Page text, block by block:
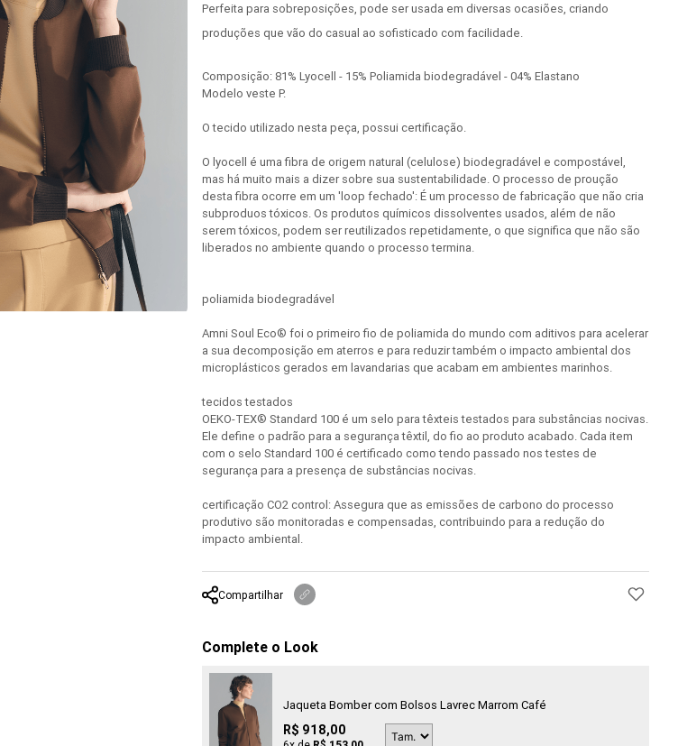
Perfeita para sobreposições, pode ser usada em diversas ocasiões, criando
produções que vão do casual ao sofisticado com facilidade.
Composição: 81% Lyocell - 15% Poliamida biodegradável - 04% Elastano
Modelo veste P.
O tecido utilizado nesta peça, possui certificação.
O lyocell é uma fibra de origem natural (celulose) biodegradável e compostável,
mas há muito mais a dizer sobre sua sustentabilidade. O processo de proução
desta fibra ocorre em um 'loop fechado': É um processo de fabricação que não cria
subproduos tóxicos. Os produtos químicos dissolventes usados, além de não
serem tóxicos, podem ser reutilizados repetidamente, o que significa que não são
liberados no ambiente quando o processo termina.
poliamida biodegradável
Amni Soul Eco® foi o primeiro fio de poliamida do mundo com aditivos para acelerar
a sua decomposição em aterros e para reduzir também o impacto ambiental dos
microplásticos gerados em lavandarias que acabam em ambientes marinhos.
tecidos testados
OEKO-TEX® Standard 100 é um selo para têxteis testados para substâncias nocivas.
Ele define o padrão para a segurança têxtil, do fio ao produto acabado. Cada item
com o selo Standard 100 é certificado como tendo passado nos testes de
segurança para a presença de substâncias nocivas.
certificação CO2 control: Assegura que as emissões de carbono do processo
produtivo são monitoradas e compensadas, contribuindo para a redução do
impacto ambiental.
Compartilhar
Complete o Look
Jaqueta Bomber com Bolsos Lavrec Marrom Café
R$ 918,00